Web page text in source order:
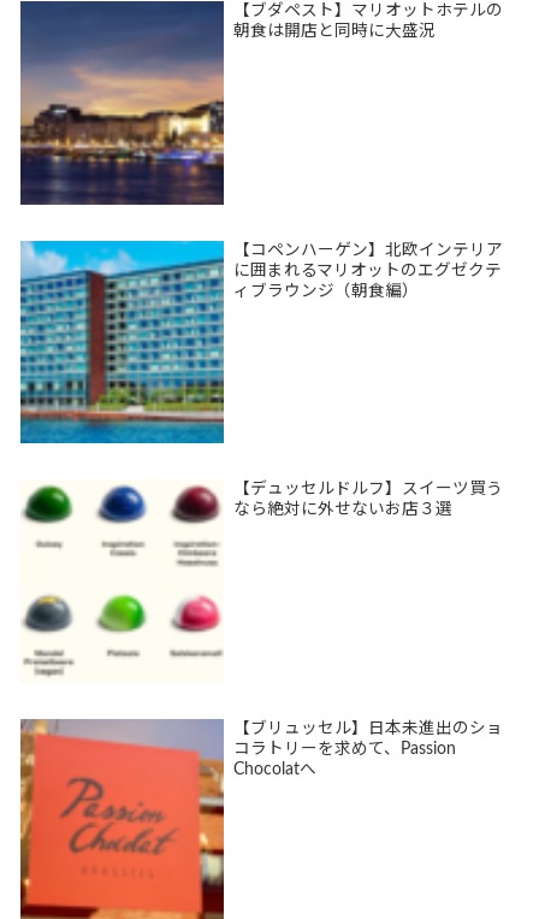
【ブダペスト】マリオットホテルの
朝食は開店と同時に大盛況
【コペンハーゲン】北欧インテリア
に囲まれるマリオットのエグゼクテ
ィブラウンジ（朝食編）
【デュッセルドルフ】スイーツ買う
なら絶対に外せないお店３選
【ブリュッセル】日本未進出のショ
コラトリーを求めて、Passion
Chocolatへ